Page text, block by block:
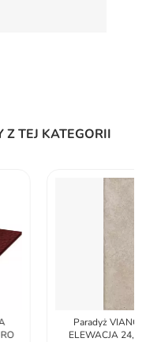
Z TEJ KATEGORII
Paradyż VIANO BEIGE
24,5X6,6 G1